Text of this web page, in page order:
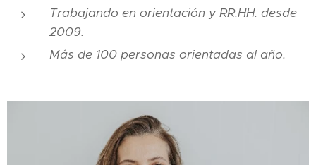
Trabajando en orientación y RR.HH. desde
2009.
Más de 100 personas orientadas al año.